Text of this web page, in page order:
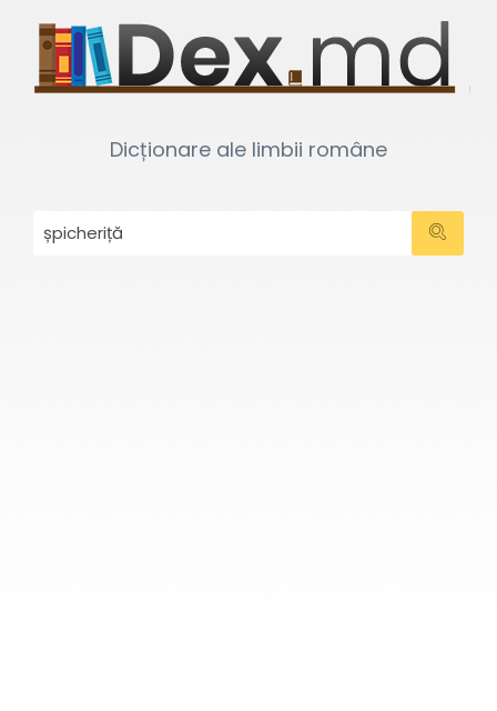
Dicționare ale limbii române